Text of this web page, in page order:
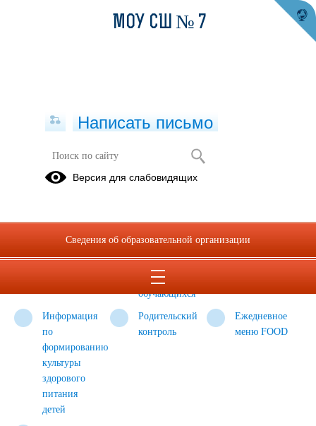
Организация горячего питания
горячим
питанием
обучающихся
Информация
по
формированию
культуры
здорового
питания
детей
Родительский
контроль
Ежедневное
меню FOOD
МОУ СШ № 7
Написать письмо
Версия для слабовидящих
Сведения об образовательной организации